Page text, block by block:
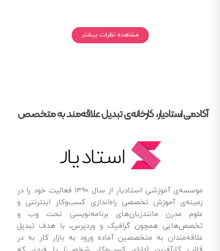
مشاهده نظرات بیشتر
آکادمی استادیار، کارخانه‌ی تبدیل علاقه‌مند به متخصص
موسسه‌ی آموزشی استادیار از سال ۱۳۹۰ فعالیت خود را در
زمینه‌ی آموزش تخصصی راه‌اندازی کسب‌و‌کار اینترنتی و
علوم مدرن مانندزبان‌های برنامه‌نویسی تحت وب و
تخصص‌هایی همچون گرافیک و وردپرس، با هدف تبدیل
علاقه‌مندان به متخصصین آماده ورود به بازار کار به در